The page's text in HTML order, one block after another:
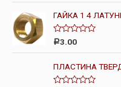
е
н
к
а
0
и
з
ГАЙКА 1 4
О
н
к
а
Р3.00
ПЛАСТИНА